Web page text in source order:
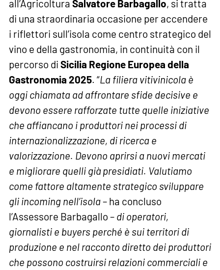
all’Agricoltura Salvatore Barbagallo, si tratta
di una straordinaria occasione per accendere
i riflettori sull’isola come centro strategico del
vino e della gastronomia, in continuità con il
percorso di Sicilia Regione Europea della
Gastronomia 2025. “La filiera vitivinicola è
oggi chiamata ad affrontare sfide decisive e
devono essere rafforzate tutte quelle iniziative
che affiancano i produttori nei processi di
internazionalizzazione, di ricerca e
valorizzazione. Devono aprirsi a nuovi mercati
e migliorare quelli già presidiati. Valutiamo
come fattore altamente strategico sviluppare
gli incoming nell’isola– ha concluso
l’Assessore Barbagallo – di operatori,
giornalisti e buyers perché è sui territori di
produzione e nel racconto diretto dei produttori
che possono costruirsi relazioni commerciali e